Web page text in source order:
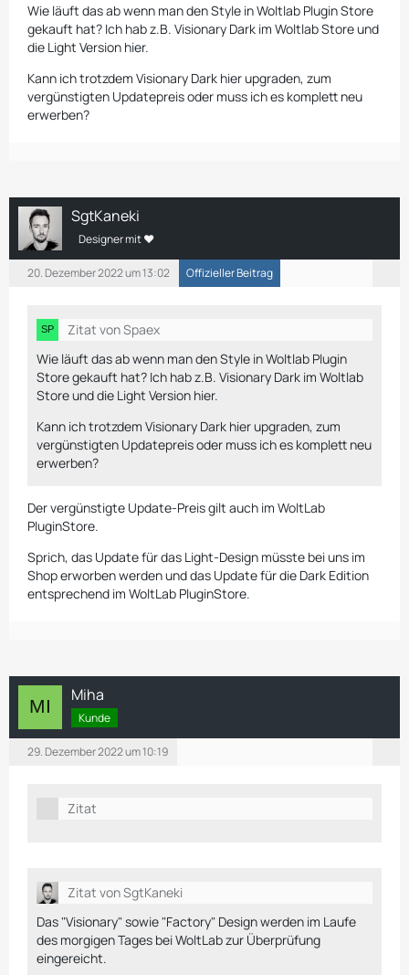
Wie läuft das ab wenn man den Style in Woltlab Plugin Store
gekauft hat? Ich hab z.B. Visionary Dark im Woltlab Store und
die Light Version hier.
Kann ich trotzdem Visionary Dark hier upgraden, zum
vergünstigten Updatepreis oder muss ich es komplett neu
erwerben?
SgtKaneki
Designer mit ❤
20. Dezember 2022 um 13:02 Offizieller Beitrag
Zitat von Spaex
Wie läuft das ab wenn man den Style in Woltlab Plugin
Store gekauft hat? Ich hab z.B. Visionary Dark im Woltlab
Store und die Light Version hier.
Kann ich trotzdem Visionary Dark hier upgraden, zum
vergünstigten Updatepreis oder muss ich es komplett neu
erwerben?
Der vergünstigte Update-Preis gilt auch im WoltLab
PluginStore.
Sprich, das Update für das Light-Design müsste bei uns im
Shop erworben werden und das Update für die Dark Edition
entsprechend im WoltLab PluginStore.
Miha
Kunde
29. Dezember 2022 um 10:19
Zitat
Zitat von SgtKaneki
Das "Visionary" sowie "Factory" Design werden im Laufe
des morgigen Tages bei WoltLab zur Überprüfung
eingereicht.